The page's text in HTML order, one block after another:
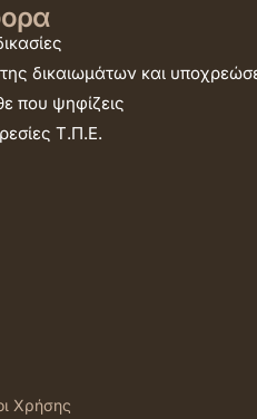
δικαιωμάτων και
που ψηφίζεις
Τ.Π.Ε.
Χρήσης